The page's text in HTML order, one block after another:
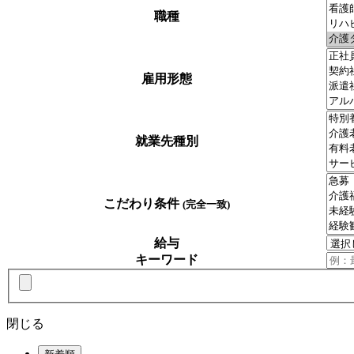
職種
雇用形態
就業先種別
こだわり条件 (完全一致)
給与
キーワード
閉じる